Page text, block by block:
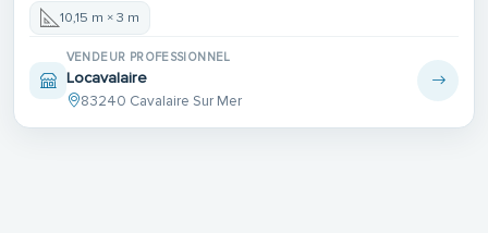
10,15 m × 3 m
VENDEUR PROFESSIONNEL
Locavalaire
83240 Cavalaire Sur Mer